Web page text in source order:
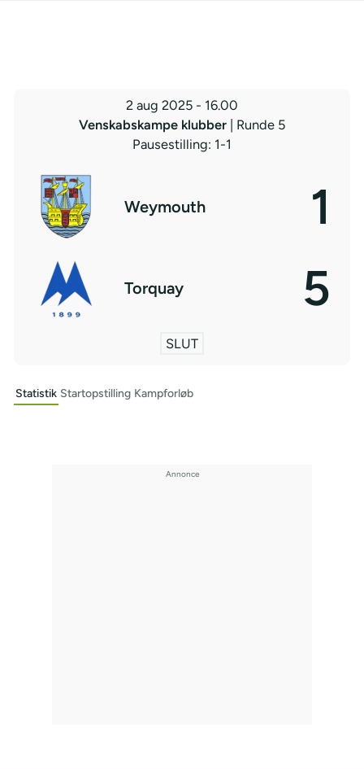
2 aug 2025 - 16.00
Venskabskampe klubber
| Runde 5
Pausestilling: 1-1
Weymouth 1
Torquay 5
SLUT
Statistik Startopstilling Kampforløb